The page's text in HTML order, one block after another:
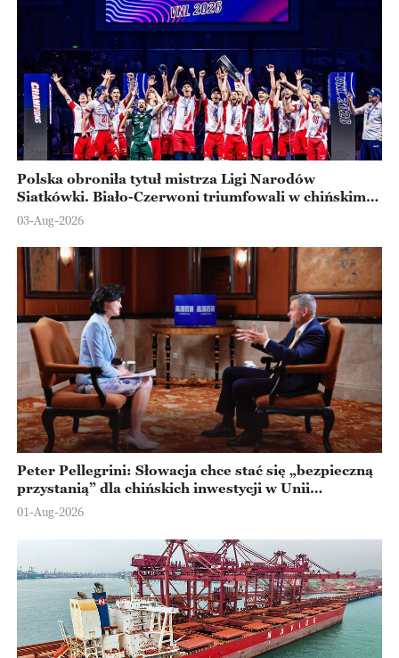
Polska obroniła tytuł mistrza Ligi Narodów
Siatkówki. Biało-Czerwoni triumfowali w chińskim
Ningbo
03-Aug-2026
Peter Pellegrini: Słowacja chce stać się „bezpieczną
przystanią” dla chińskich inwestycji w Unii
Europejskiej
01-Aug-2026